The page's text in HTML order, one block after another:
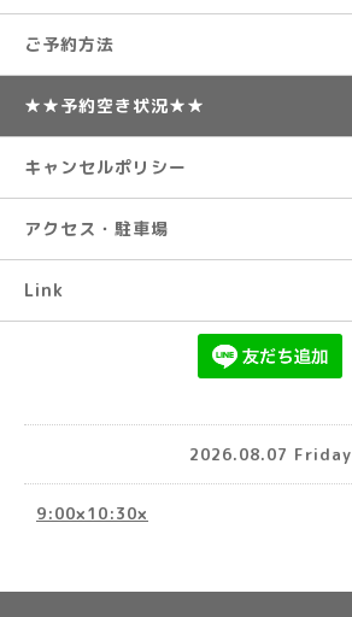
ご予約方法
★★予約空き状況★★
キャンセルポリシー
アクセス・駐車場
Link
2026.08.07 Friday
9:00×10:30×